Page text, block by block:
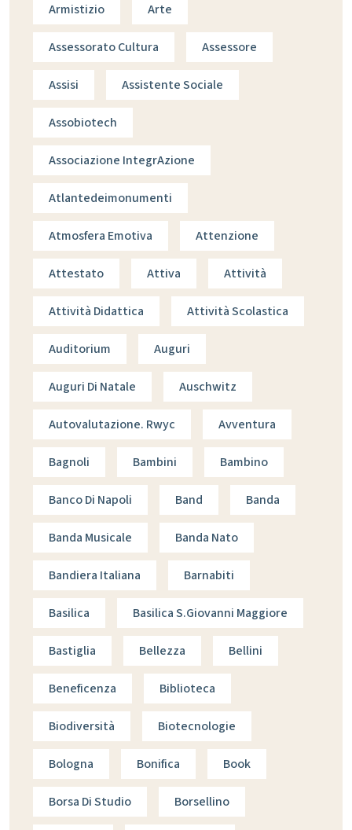
Armistizio Arte
Assessorato Cultura Assessore
Assisi Assistente Sociale
Assobiotech
Associazione IntegrAzione
Atlantedeimonumenti
Atmosfera Emotiva Attenzione
Attestato Attiva Attività
Attività Didattica Attività Scolastica
Auditorium Auguri
Auguri Di Natale Auschwitz
Autovalutazione. Rwyc Avventura
Bagnoli Bambini Bambino
Banco Di Napoli Band Banda
Banda Musicale Banda Nato
Bandiera Italiana Barnabiti
Basilica Basilica S.giovanni Maggiore
Bastiglia Bellezza Bellini
Beneficenza Biblioteca
Biodiversità Biotecnologie
Bologna Bonifica Book
Borsa Di Studio Borsellino